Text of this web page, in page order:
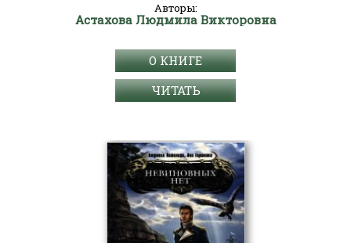
Авторы:
Астахова Людмила Викторовна
О КНИГЕ
ЧИТАТЬ